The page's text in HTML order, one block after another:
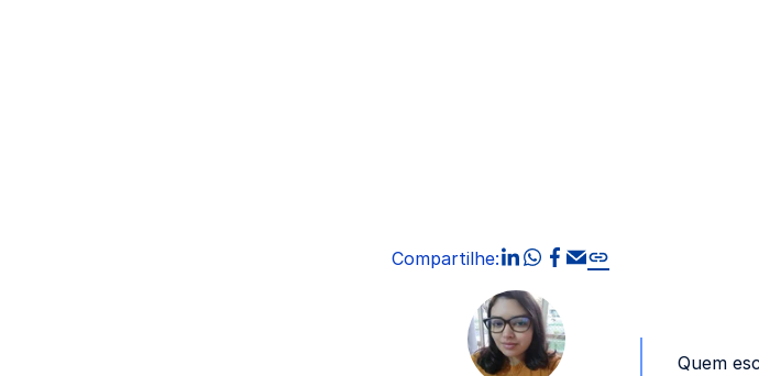
Compartilhe:compartilhar no linkedin
compartilhar no whatsapp
compartilhar no facebook
compartilhar via Email
Copiar link
Quem